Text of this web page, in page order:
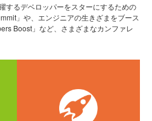
するデベロッパーをスターにするための
」や、エンジニアの生きざまをブース
Boost」など、さまざまなカンファレ